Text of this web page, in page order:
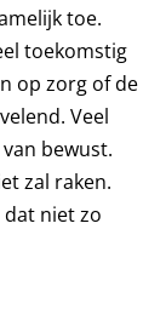
toe.
toekomstig
op zorg of de
Veel
bewust.
zal raken.
dat niet zo